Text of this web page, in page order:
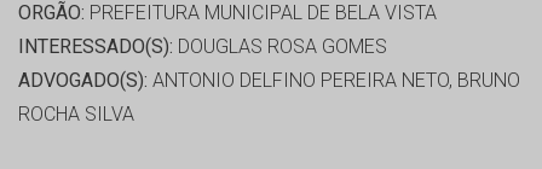
ORGÃO: PREFEITURA MUNICIPAL DE BELA VISTA
INTERESSADO(S): DOUGLAS ROSA GOMES
ADVOGADO(S): ANTONIO DELFINO PEREIRA NETO, BRUNO
ROCHA SILVA